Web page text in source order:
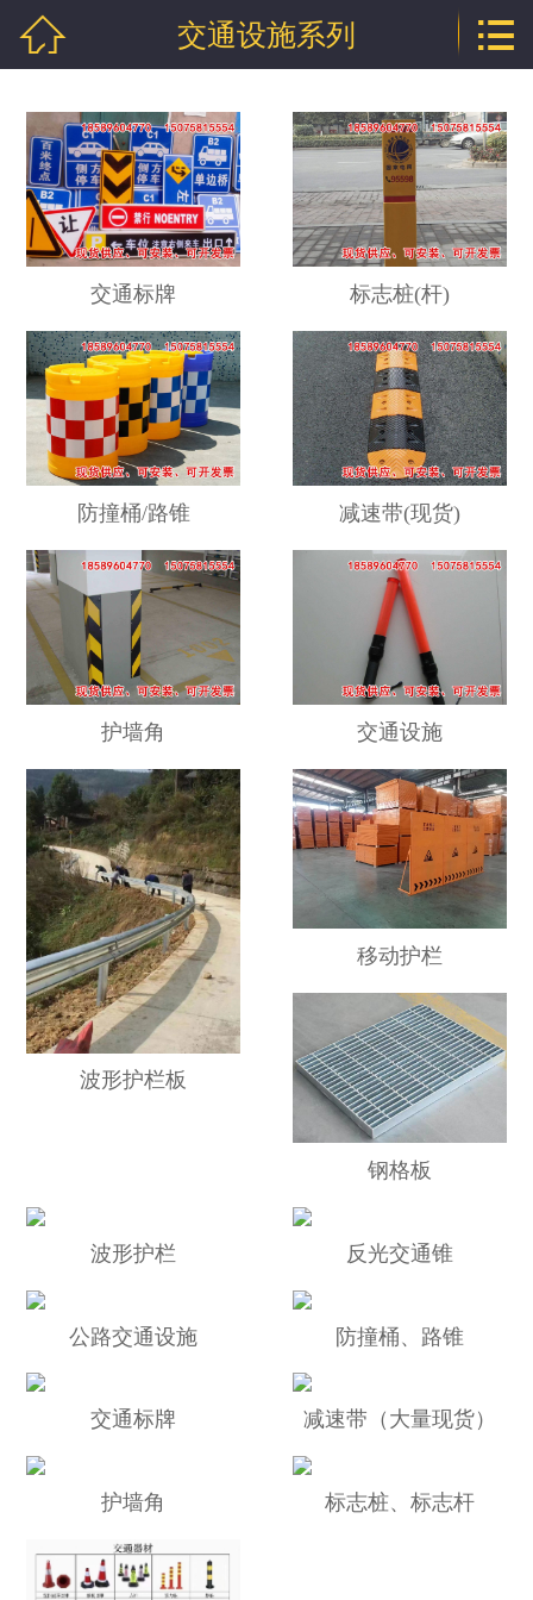

产品中心
行业资讯
技术文章
企业资质
联系我们
 交通设施系列 
交通标牌 标志桩(杆)
防撞桶/路锥 减速带(现货)
护墙角 交通设施
波形护栏板
移动护栏
钢格板
波形护栏 反光交通锥
公路交通设施 防撞桶、路锥
交通标牌 减速带（大量现货）
护墙角 标志桩、标志杆